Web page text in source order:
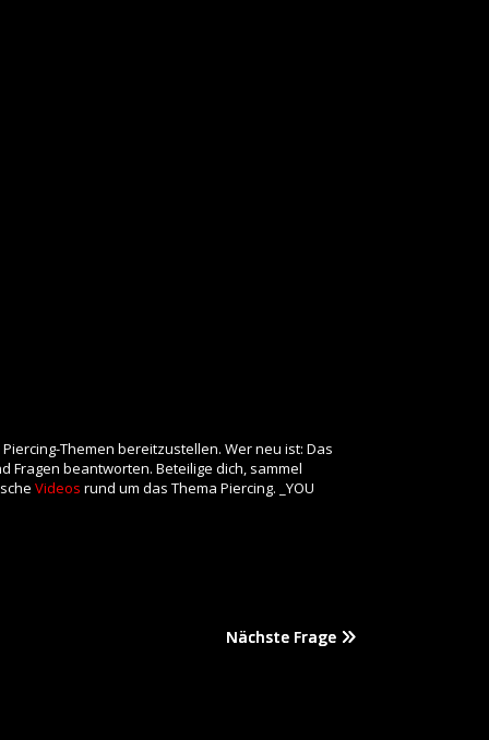
Themen bereitzustellen. Wer neu ist: Das
beantworten. Beteilige dich, sammel
Videos rund um das Thema Piercing. _YOU
Nächste Frage